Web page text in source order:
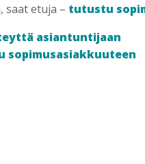
saat etuja – tutustu
asiantuntijaan
sopimusasiakkuuteen